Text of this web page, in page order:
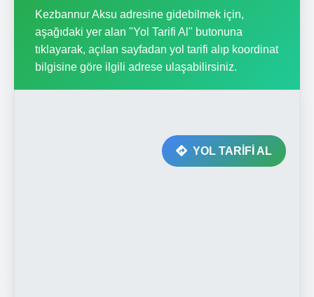
Kezbannur Aksu adresine gidebilmek için,
aşağıdaki yer alan "Yol Tarifi Al" butonuna
tıklayarak, açılan sayfadan yol tarifi alıp koordinat
bilgisine göre ilgili adrese ulaşabilirsiniz.
YOL TARİFİ AL